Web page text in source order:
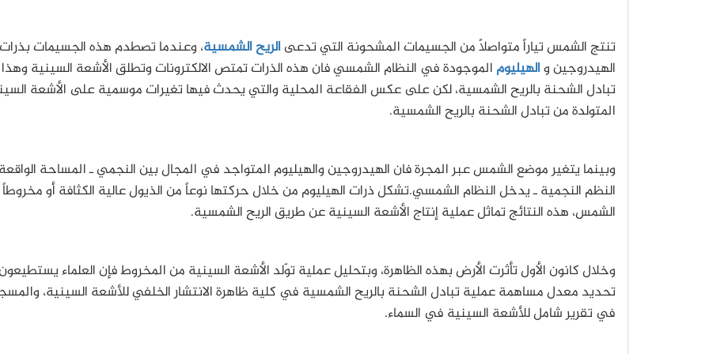
تنتج الشمس تياراً متواصلاً من الجسيمات المشحونة التي تدعىالريح الشمسية، وعندما تصطدم هذه الجسيمات بذرات
الهيدروجين والهيليوم الموجودة في النظام الشمسي فان هذه الذرات تمتص الالكترونات وتطلق الأشعة السينية
تبادل الشحنة بالريح الشمسية، لكن على عكس الفقاعة المحلية والتي يحدث فيها تغيرات موسمية على الأشعة
المتولدة من تبادل الشحنة بالريح الشمسية.
وبينما يتغير موضع الشمس عبر المجرة فان الهيدروجين والهيليوم المتواجد في المجال بين النجمي ـ المساحة
النظم النجمية ـ يدخل النظام الشمسي.تشكل ذرات الهيليوم من خلال حركتها نوعاً من الذيول عالية الكثافة أو
الشمس، هذه النتائج تماثل عملية إنتاج الأشعة السينية عن طريق الريح الشمسية.
وخلال كانون الأول تأثرت الأرض بهذه الظاهرة، وبتحليل عملية توّلد الأشعة السينية من المخروط فإن العلماء
تحديد معدل مساهمة عملية تبادل الشحنة بالريح الشمسية في كلية ظاهرة الانتشار الخلفي للأشعة السينية،
في تقرير شامل للأشعة السينية في السماء.